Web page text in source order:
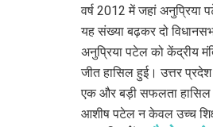
वर्ष 2012 में जहां अनुप्रिया
यह संख्या बढ़कर दो
अनुप्रिया पटेल को केंद्रीय
जीत हासिल हुई। उत्तर
एक और बड़ी सफलता हासिल
आशीष पटेल न केवल उच्च